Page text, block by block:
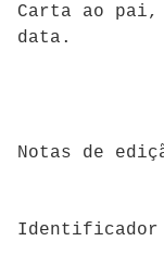
Carta ao pai,
data.
Notas de
Identificador